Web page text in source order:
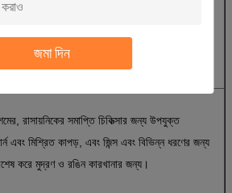
জমা দিন
স্ট্যান্ডার্ড ১০০ (২০১১ সংস্করণ) পূরণ করুন, যা
(এসভিএইচসি) প্রয়োজনীয়তা।
রাসায়নিকের সমাপ্তি চিকিত্সার জন্য উপযুক্ত
এবং মিশ্রিত কাপড়, এবং জিন্স এবং বিভিন্ন ধরণের জন্য
করে মুদ্রণ ও রঙিন কারখানার জন্য।